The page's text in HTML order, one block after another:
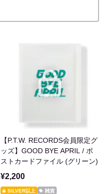
【P.T.W. RECORDS会員限定グ
ッズ】GOOD BYE APRIL / ポ
ストカードファイル (グリーン)
¥2,200
SILVER以上 雑貨